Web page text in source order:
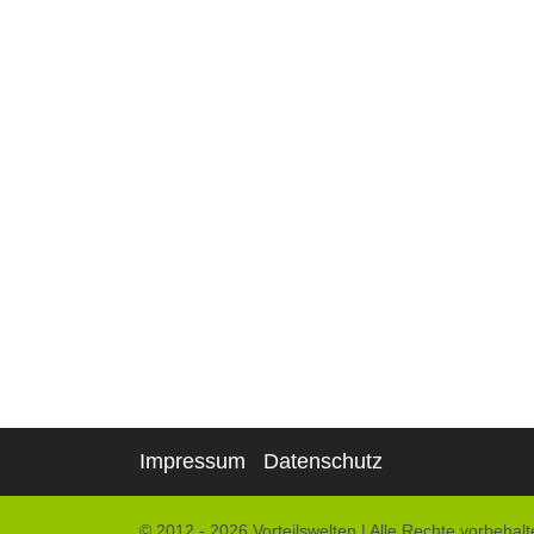
Impressum Datenschutz